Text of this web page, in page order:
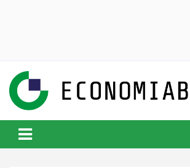
content
www.economiablog.it